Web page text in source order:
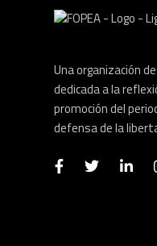
Una organización
dedicada a la
promoción del
defensa de la